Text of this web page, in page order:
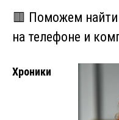
🟥 Поможем
на телефоне и
Хроники